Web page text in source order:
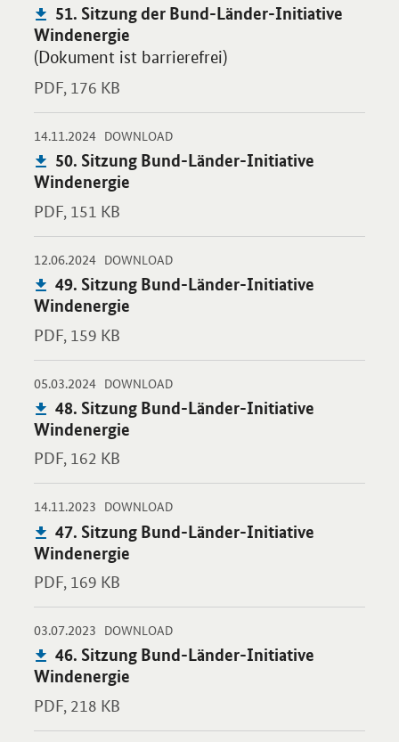
Publikation:
51. Sitzung der Bund-Länder-Initiative
Windenergie
(Dokument ist barrierefrei)
PDF, 176 KB
14.11.2024 -
DOWNLOAD-
Publikation:
50. Sitzung Bund-Länder-Initiative
Windenergie
PDF, 151 KB
Öffnet PDF "50. Sitzung Bund-Länder-Initiative Windenergie"
12.06.2024 -
DOWNLOAD-
Publikation:
49. Sitzung Bund-Länder-Initiative
Windenergie
PDF, 159 KB
Öffnet PDF "49. Sitzung Bund-Länder-Initiative Windenergie"
05.03.2024 -
DOWNLOAD-
Publikation:
48. Sitzung Bund-Länder-Initiative
Windenergie
PDF, 162 KB
Öffnet PDF "48. Sitzung Bund-Länder-Initiative Windenergie"
14.11.2023 -
DOWNLOAD-
Publikation:
47. Sitzung Bund-Länder-Initiative
Windenergie
PDF, 169 KB
Öffnet PDF "47. Sitzung Bund-Länder-Initiative Windenergie"
03.07.2023 -
DOWNLOAD-
Publikation:
46. Sitzung Bund-Länder-Initiative
Windenergie
PDF, 218 KB
Öffnet PDF "46. Sitzung Bund-Länder-Initiative Windenergie"